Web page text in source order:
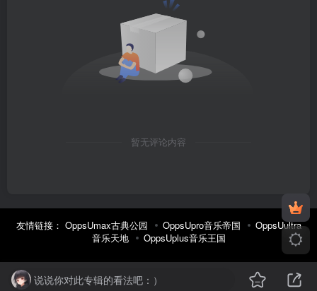
暂无评论内容
友情链接： OppsUmax古典公园 OppsUpro音乐帝国
OppsUultra
音乐天地
OppsUplus音乐王国
说说你对此专辑的看法吧：）